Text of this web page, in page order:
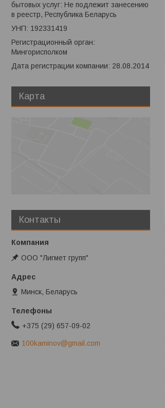
бытовых услуг: Не подлежит занесению
в реестр, Республика Беларусь
УНП: 192331419
Регистрационный орган:
Мингорисполком
Дата регистрации компании: 28.08.2014
Карта
Контакты
ООО "Лигмет групп"
Минск, Беларусь
+375 (29) 657-09-02
100kaminov@gmail.com